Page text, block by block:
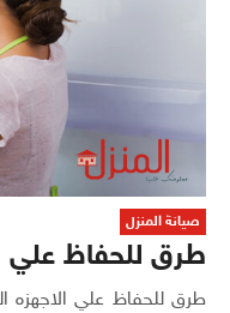
صيانة المنزل
طرق للحفاظ علي
طرق للحفاظ علي الاجهزه